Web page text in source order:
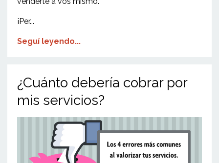
¡Per...
Seguí leyendo...
¿Cuánto debería cobrar por
mis servicios?